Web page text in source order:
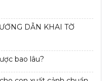
DẪN KHAI TỜ
bao lâu?